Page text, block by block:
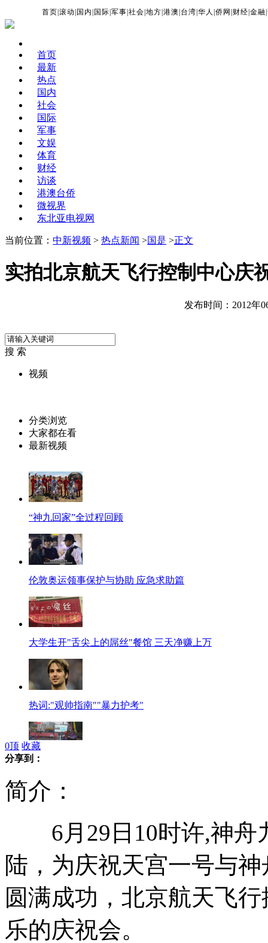
首页 |滚动 国内 国际 |军事 |社会 |地方 |港澳 台湾 |华人 |侨网 财经 |金融 |
首页
最新
热点
国内
社会
国际
军事
文娱
体育
财经
访谈
港澳台侨
微视界
东北亚电视网
当前位置： 中新视频 > 热点新闻 >国是 >正文
实拍北京航天飞行控制中心庆
发布时间：2012年
搜 索
视频
分类浏览
大家都在看
最新视频
“神九回家”全过程回顾
伦敦奥运领事保护与协助 应急求助篇
大学生开"舌尖上的屌丝"餐馆 三天净赚上万
热词:"观帅指南""暴力护考"
女子冒充高干子女骗明星5800余万
澳大利亚卧底女警成选美皇后
0顶 收藏
分享到：
简介：
6月29日10时许,神舟
陆，为庆祝天宫一号与
圆满成功，北京航天飞
乐的庆祝会。